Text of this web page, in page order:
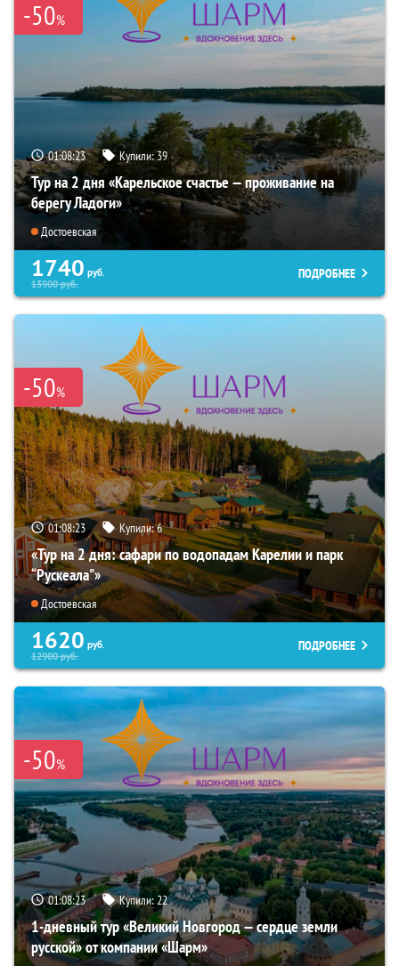
-50%
01:08:22 Купили:39
Тур на 2 дня «Карельское счастье — проживание на
берегу Ладоги»
Достоевская
1740 руб.
13900руб.
ПОДРОБНЕЕ
-50%
01:08:22 Купили:6
«Тур на 2 дня: сафари по водопадам Карелии и парк
“Рускеала"»
Достоевская
1620 руб.
12900руб.
ПОДРОБНЕЕ
-50%
01:08:22 Купили:22
1-дневный тур «Великий Новгород — сердце земли
русской» от компании «Шарм»